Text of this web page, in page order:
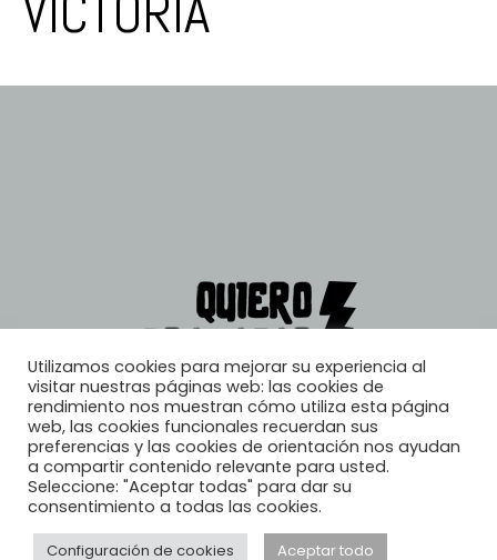
© 2026, Quiero Trabajar
Utilizamos cookies para mejorar su experiencia al
visitar nuestras páginas web: las cookies de
rendimiento nos muestran cómo utiliza esta página
web, las cookies funcionales recuerdan sus
preferencias y las cookies de orientación nos ayudan
a compartir contenido relevante para usted.
Seleccione: "Aceptar todas" para dar su
consentimiento a todas las cookies.
Configuración de cookies Aceptar todo